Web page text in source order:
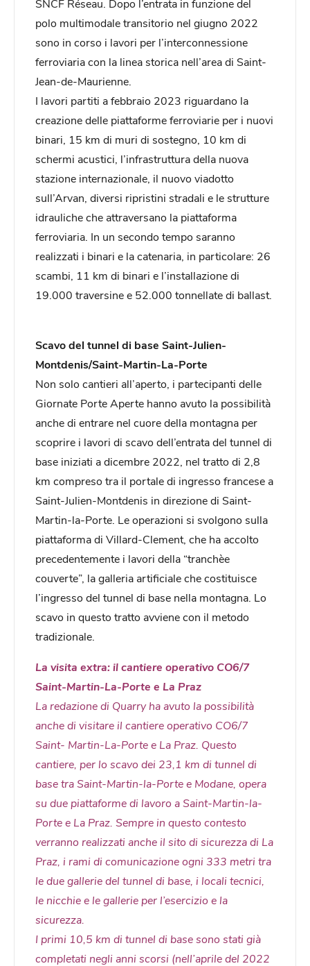
SNCF Réseau. Dopo l’entrata in funzione del
polo multimodale transitorio nel giugno 2022
sono in corso i lavori per l’interconnessione
ferroviaria con la linea storica nell’area di Saint-
Jean-de-Maurienne.
I lavori partiti a febbraio 2023 riguardano la
creazione delle piattaforme ferroviarie per i nuovi
binari, 15 km di muri di sostegno, 10 km di
schermi acustici, l’infrastruttura della nuova
stazione internazionale, il nuovo viadotto
sull’Arvan, diversi ripristini stradali e le strutture
idrauliche che attraversano la piattaforma
ferroviaria. In un secondo tempo saranno
realizzati i binari e la catenaria, in particolare: 26
scambi, 11 km di binari e l’installazione di
19.000 traversine e 52.000 tonnellate di ballast.
Scavo del tunnel di base Saint-Julien-
Montdenis/Saint-Martin-La-Porte
Non solo cantieri all’aperto, i partecipanti delle
Giornate Porte Aperte hanno avuto la possibilità
anche di entrare nel cuore della montagna per
scoprire i lavori di scavo dell’entrata del tunnel di
base iniziati a dicembre 2022, nel tratto di 2,8
km compreso tra il portale di ingresso francese a
Saint-Julien-Montdenis in direzione di Saint-
Martin-la-Porte. Le operazioni si svolgono sulla
piattaforma di Villard-Clement, che ha accolto
precedentemente i lavori della “tranchèe
couverte”, la galleria artificiale che costituisce
l’ingresso del tunnel di base nella montagna. Lo
scavo in questo tratto avviene con il metodo
tradizionale.
La visita extra: il cantiere operativo CO6/7
Saint-Martin-La-Porte e La Praz
La redazione di Quarry ha avuto la possibilità
anche di visitare il cantiere operativo CO6/7
Saint- Martin-La-Porte e La Praz. Questo
cantiere, per lo scavo dei 23,1 km di tunnel di
base tra Saint-Martin-la-Porte e Modane, opera
su due piattaforme di lavoro a Saint-Martin-la-
Porte e La Praz. Sempre in questo contesto
verranno realizzati anche il sito di sicurezza di La
Praz, i rami di comunicazione ogni 333 metri tra
le due gallerie del tunnel di base, i locali tecnici,
le nicchie e le gallerie per l’esercizio e la
sicurezza.
I primi 10,5 km di tunnel di base sono stati già
completati negli anni scorsi (nell’aprile del 2022